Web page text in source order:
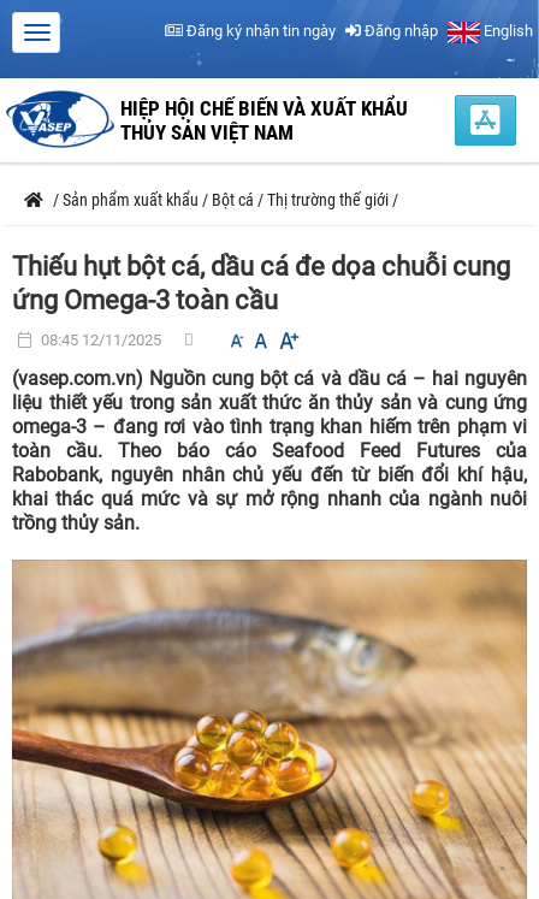
Đăng ký nhận tin ngày Đăng nhập English
HIỆP HỘI CHẾ BIẾN VÀ XUẤT KHẨU
THỦY SẢN VIỆT NAM
/Sản phẩm xuất khẩu / Bột cá /Thị trường thế giới /
Thiếu hụt bột cá, dầu cá đe dọa chuỗi cung
ứng Omega-3 toàn cầu
08:45 12/11/2025
(vasep.com.vn) Nguồn cung bột cá và dầu cá – hai nguyên
liệu thiết yếu trong sản xuất thức ăn thủy sản và cung ứng
omega-3 – đang rơi vào tình trạng khan hiếm trên phạm vi
toàn cầu. Theo báo cáo Seafood Feed Futures của
Rabobank, nguyên nhân chủ yếu đến từ biến đổi khí hậu,
khai thác quá mức và sự mở rộng nhanh của ngành nuôi
trồng thủy sản.